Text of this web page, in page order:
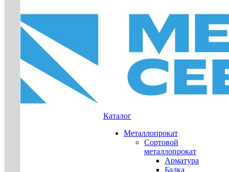
Каталог
Металлопрокат
Сортовой
металлопрокат
Арматура
Балка